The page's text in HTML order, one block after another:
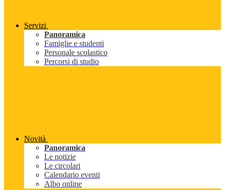
Servizi
Panoramica
Famiglie e studenti
Personale scolastico
Percorsi di studio
Novità
Panoramica
Le notizie
Le circolari
Calendario eventi
Albo online